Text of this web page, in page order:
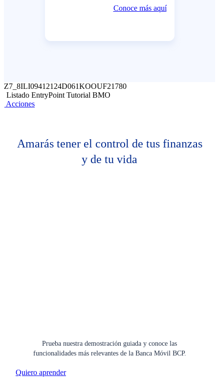
Conoce más aquí
Z7_8ILI09412124D061KOOUF21780
Listado EntryPoint Tutorial BMO
Acciones
Amarás tener el control de tus finanzas
y de tu vida
Prueba nuestra demostración guiada y conoce las
funcionalidades más relevantes de la Banca Móvil BCP.
Quiero aprender